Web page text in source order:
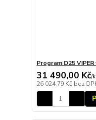
Program D25
31 490,00 Kč/
26 024,79 Kč bez